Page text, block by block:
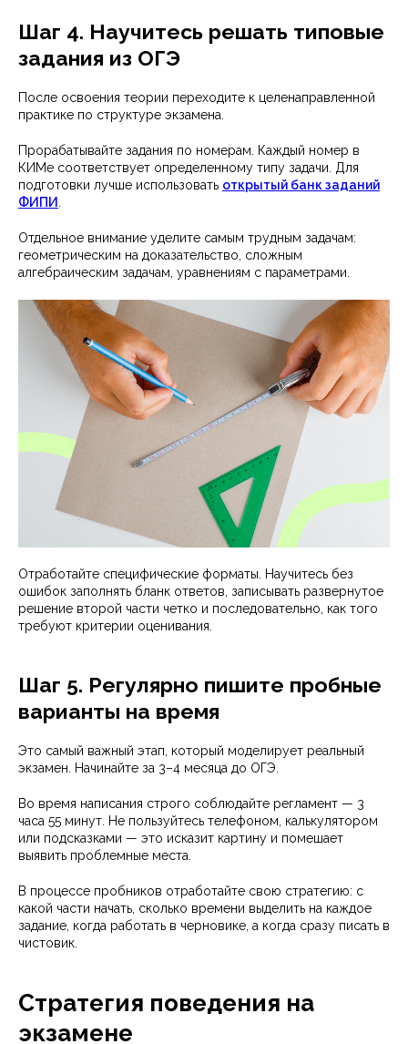
Шаг 4. Научитесь решать типовые
задания из ОГЭ
После освоения теории переходите к целенаправленной
практике по структуре экзамена.
Прорабатывайте задания по номерам. Каждый номер в
КИМе соответствует определенному типу задачи. Для
подготовки лучше использовать открытый банк заданий
ФИПИ
Отдельное внимание уделите самым трудным задачам:
геометрическим на доказательство, сложным
алгебраическим задачам, уравнениям с параметрами.
Отработайте специфические форматы. Научитесь без
ошибок заполнять бланк ответов, записывать развернутое
решение второй части четко и последовательно, как того
требуют критерии оценивания.
Шаг 5. Регулярно пишите пробные
варианты на время
Это самый важный этап, который моделирует реальный
экзамен. Начинайте за 3–4 месяца до ОГЭ.
Во время написания строго соблюдайте регламент — 3
часа 55 минут. Не пользуйтесь телефоном, калькулятором
или подсказками — это исказит картину и помешает
выявить проблемные места.
В процессе пробников отработайте свою стратегию: с
какой части начать, сколько времени выделить на каждое
задание, когда работать в черновике, а когда сразу писать в
чистовик.
Стратегия поведения на
экзамене